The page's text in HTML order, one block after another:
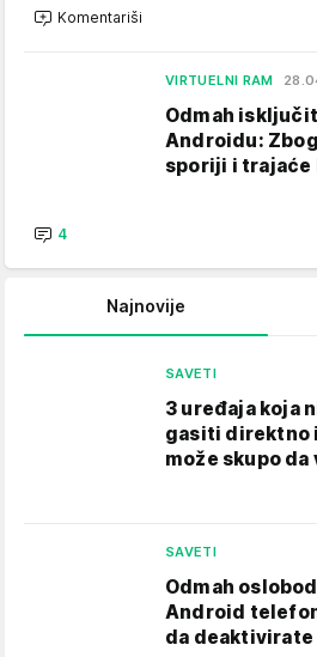
Komentariši
VIRTUELNI RAM
Odmah
Androidu:
sporiji i trajaće
4
Najnovije
SAVETI
3 uređaja koja
gasiti direktno
može skupo da
SAVETI
Odmah
Android
da